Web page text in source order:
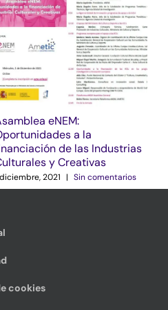
eNEM:
a la
de las Industrias
y Creativas
2021 | Sin comentarios
cookies